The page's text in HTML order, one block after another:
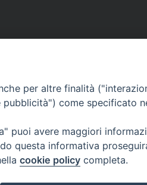
9.30 alle 12.00.
per altre finalità
come specificato
puoi avere maggiori
questa informativa
cookie policy completa.